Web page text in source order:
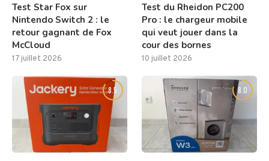
Test Star Fox sur
Nintendo Switch 2 : le
retour gagnant de Fox
McCloud
17 juillet 2026
Test du Rheidon PC200
Pro : le chargeur mobile
qui veut jouer dans la
cour des bornes
10 juillet 2026
8.5 8.0